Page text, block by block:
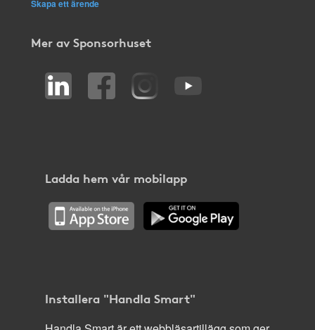
Skapa ett ärende
Mer av Sponsorhuset
Ladda hem vår mobilapp
Installera "Handla Smart"